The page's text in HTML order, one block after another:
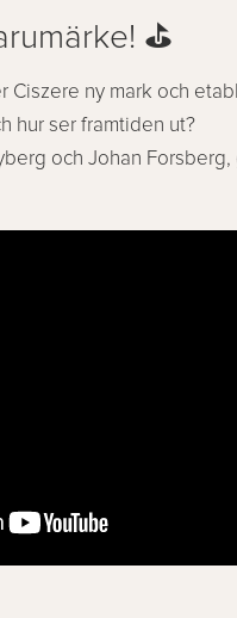
⛳️
Ciszere ny mark och
hur ser framtiden ut?
och Johan